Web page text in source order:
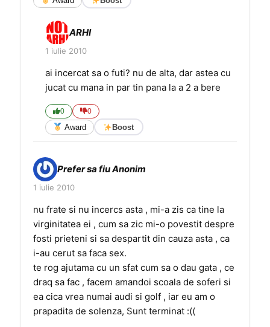
ARHI
1 iulie 2010
ai incercat sa o futi? nu de alta, dar astea cu
jucat cu mana in par tin pana la a 2 a bere
0 0
Award Boost
Prefer sa fiu Anonim
1 iulie 2010
nu frate si nu incercs asta , mi-a zis ca tine la
virginitatea ei , cum sa zic mi-o povestit despre
fosti prieteni si sa despartit din cauza asta , ca
i-au cerut sa faca sex.
te rog ajutama cu un sfat cum sa o dau gata , ce
draq sa fac , facem amandoi scoala de soferi si
ea cica vrea numai audi si golf , iar eu am o
prapadita de solenza, Sunt terminat :((